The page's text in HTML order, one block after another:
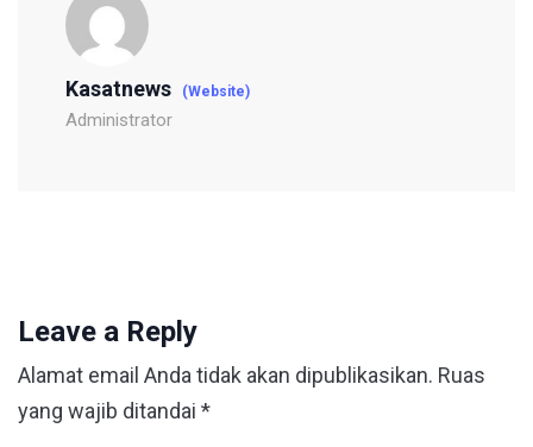
Kasatnews (Website)
Administrator
Leave a Reply
Alamat email Anda tidak akan dipublikasikan. Ruas
yang wajib ditandai *